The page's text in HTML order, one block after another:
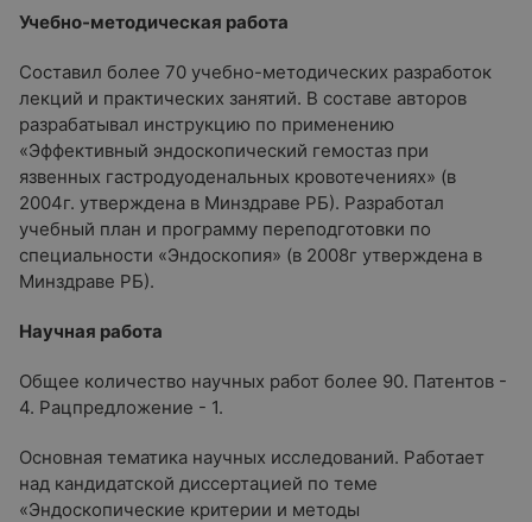
Учебно-методическая работа
Составил более 70 учебно-методических разработок
лекций и практических занятий. В составе авторов
разрабатывал инструкцию по применению
«Эффективный эндоскопический гемостаз при
язвенных гастродуоденальных кровотечениях» (в
2004г. утверждена в Минздраве РБ). Разработал
учебный план и программу переподготовки по
специальности «Эндоскопия» (в 2008г утверждена в
Минздраве РБ).
Научная работа
Общее количество научных работ более 90. Патентов -
4. Рацпредложение - 1.
Основная тематика научных исследований. Работает
над кандидатской диссертацией по теме
«Эндоскопические критерии и методы